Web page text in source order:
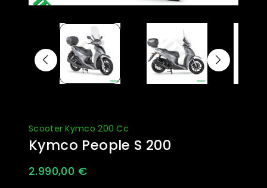
Scooter Kymco 200 Cc
Kymco People S 200
2.990,00 €